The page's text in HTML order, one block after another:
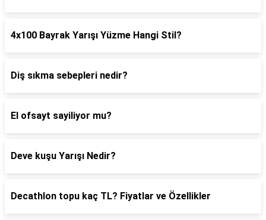
4x100 Bayrak Yarışı Yüzme Hangi Stil?
Diş sıkma sebepleri nedir?
El ofsayt sayiliyor mu?
Deve kuşu Yarışı Nedir?
Decathlon topu kaç TL? Fiyatlar ve Özellikler